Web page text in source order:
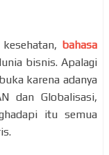
bahasa
bisnis. Apalagi
karena adanya
dan Globalisasi,
itu semua